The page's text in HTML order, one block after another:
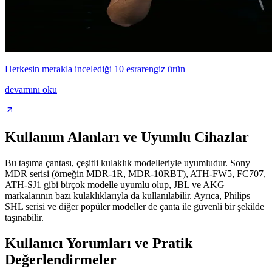
Herkesin merakla incelediği 10 esrarengiz ürün
devamını oku
Kullanım Alanları ve Uyumlu Cihazlar
Bu taşıma çantası, çeşitli kulaklık modelleriyle uyumludur. Sony
MDR serisi (örneğin MDR-1R, MDR-10RBT), ATH-FW5, FC707,
ATH-SJ1 gibi birçok modelle uyumlu olup, JBL ve AKG
markalarının bazı kulaklıklarıyla da kullanılabilir. Ayrıca, Philips
SHL serisi ve diğer popüler modeller de çanta ile güvenli bir şekilde
taşınabilir.
Kullanıcı Yorumları ve Pratik
Değerlendirmeler